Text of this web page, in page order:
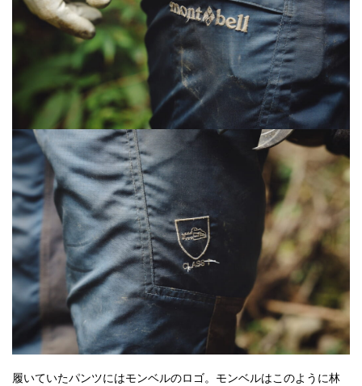
履いていたパンツにはモンベルのロゴ。モンベルはこのように林